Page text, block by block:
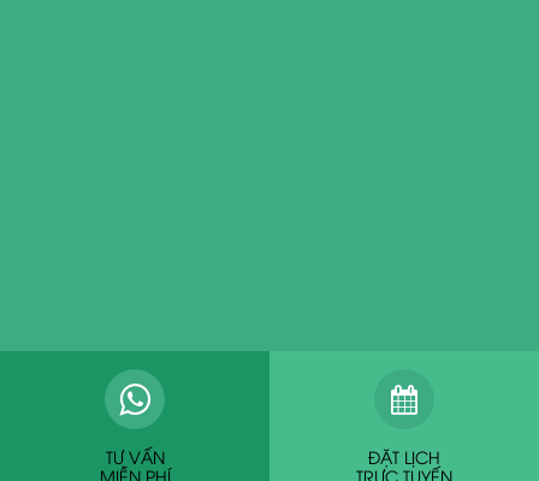
TƯ VẤN
MIỄN PHÍ
ĐẶT LỊCH
TRỰC TUYẾN